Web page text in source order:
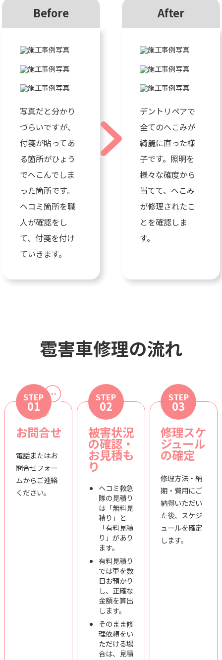
Before
写真だと分かり
づらいですが、
付箋が貼ってあ
る箇所がひょう
でへこんでしま
った箇所です。
ヘコミ箇所を職
人が確認をし
て、付箋を付け
ていきます。
After
デントリペアで
全てのへこみが
綺麗に直った様
子です。照明を
様々な確度から
当てて、へこみ
が修理されたこ
とを確認しま
す。
雹害車修理の流れ
STEP
01
お問合せ
電話またはお
問合せフォー
ムからご連絡
ください。
STEP
02
被害状況
の確認・
お見積も
り
ヘコミ救急
隊の見積り
は「無料見
積り」と
「有料見積
り」があり
ます。
有料見積り
では車を数
日お預かり
し、正確な
金額を算出
します。
そのまま修
理依頼をい
ただける場
合は、見積
STEP
03
修理スケ
ジュール
の確定
修理方法・納
期・費用にご
納得いただい
た後、スケジ
ュールを確定
します。